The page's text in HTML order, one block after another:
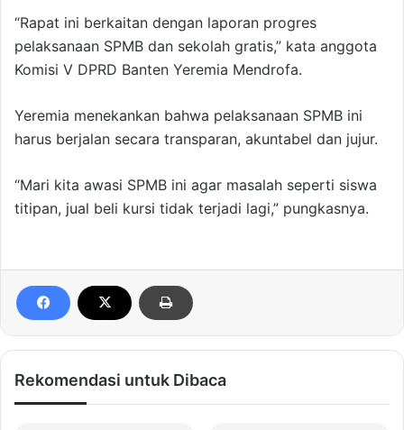
“Rapat ini berkaitan dengan laporan progres
pelaksanaan SPMB dan sekolah gratis,” kata anggota
Komisi V DPRD Banten Yeremia Mendrofa.
Yeremia menekankan bahwa pelaksanaan SPMB ini
harus berjalan secara transparan, akuntabel dan jujur.
“Mari kita awasi SPMB ini agar masalah seperti siswa
titipan, jual beli kursi tidak terjadi lagi,” pungkasnya.
Rekomendasi untuk Dibaca